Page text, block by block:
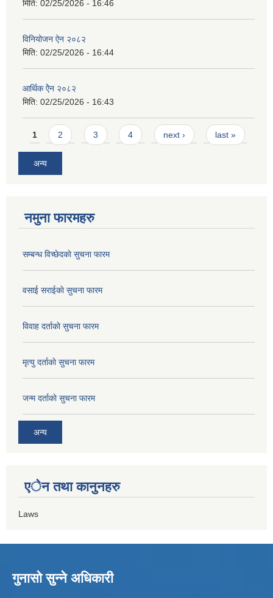
मिति: 02/25/2026 - 16:46
विनियोजन ऐन २०८२
मिति: 02/25/2026 - 16:44
आर्थिक ऐेन २०८२
मिति: 02/25/2026 - 16:43
Pages
1 2 3 4 next › last »
अन्य
नमुना फारमहरु
सम्बन्ध विच्छेदकाे सुचना फारम
वसाई सराईकाे सुचना फारम
विवाह दर्ताकाे सुचना फारम
मृत्यु दर्ताकाे सुचना फारम
जन्म दर्ताकाे सुचना फारम
अन्य
एेन तथा कानुनहरु
Laws
गुनासो सुन्ने अधिकारी